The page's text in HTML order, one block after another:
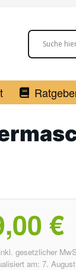
€
gesetzlicher
am: 7.